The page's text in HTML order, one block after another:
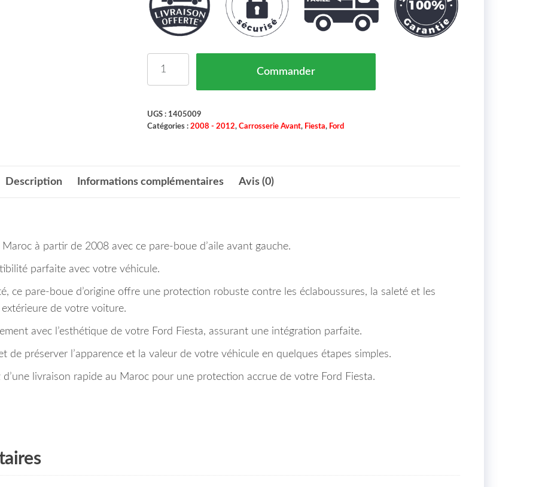
Commander
UGS : 1405009
Catégories : 2008 - 2012, Carrosserie Avant, Fiesta, Ford
Description Informations complémentaires Avis (0)
à partir de 2008 avec ce pare-boue d’aile avant gauche.
parfaite avec votre véhicule.
ce pare-boue d’origine offre une protection robuste contre les éclaboussures, la saleté et les
de votre voiture.
avec l’esthétique de votre Ford Fiesta, assurant une intégration parfaite.
de préserver l’apparence et la valeur de votre véhicule en quelques étapes simples.
livraison rapide au Maroc pour une protection accrue de votre Ford Fiesta.